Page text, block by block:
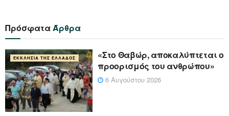
ΠρόσφαταΆρθρα
ΕΚΚΛΗΣΊΑ ΤΗΣ ΕΛΛΆΔΟΣ
«Στο Θαβώρ, αποκαλύπτεται ο
προορισμός του ανθρώπου»
6 Αυγούστου 2026